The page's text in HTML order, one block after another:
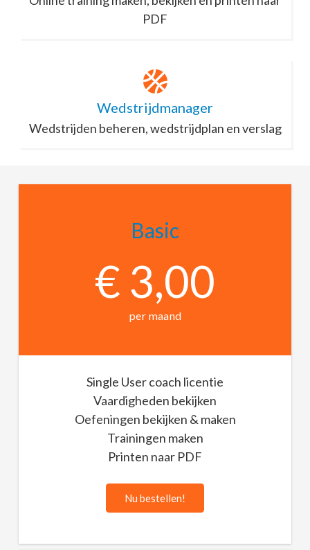
PDF
Wedstrijdmanager
Wedstrijden beheren, wedstrijdplan en verslag
Basic
€ 3,00
per maand
Single User coach licentie
Vaardigheden bekijken
Oefeningen bekijken & maken
Trainingen maken
Printen naar PDF
Nu bestellen!